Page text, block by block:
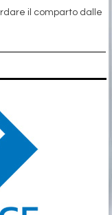
il comparto dalle